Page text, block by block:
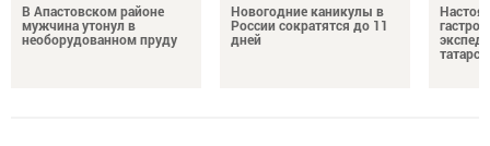
В Апастовском районе
мужчина утонул в
необорудованном пруду
Новогодние каникулы в
России сократятся до 11
дней